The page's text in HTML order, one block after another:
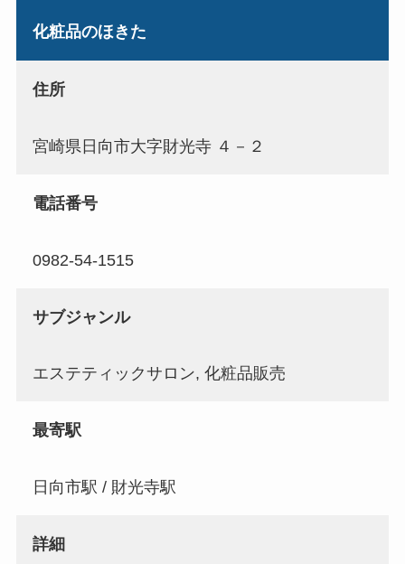
化粧品のほきた
住所
宮崎県日向市大字財光寺 ４－２
電話番号
0982-54-1515
サブジャンル
エステティックサロン, 化粧品販売
最寄駅
日向市駅 / 財光寺駅
詳細